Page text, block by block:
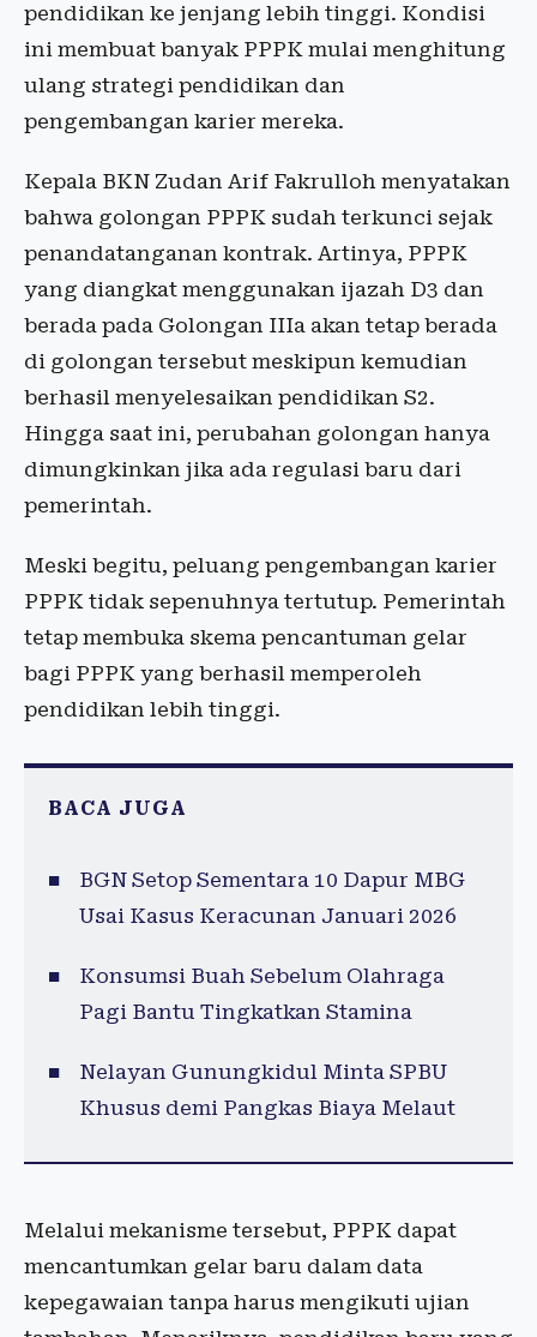
pendidikan ke jenjang lebih tinggi. Kondisi
ini membuat banyak PPPK mulai menghitung
ulang strategi pendidikan dan
pengembangan karier mereka.
Kepala BKN Zudan Arif Fakrulloh menyatakan
bahwa golongan PPPK sudah terkunci sejak
penandatanganan kontrak. Artinya, PPPK
yang diangkat menggunakan ijazah D3 dan
berada pada Golongan IIIa akan tetap berada
di golongan tersebut meskipun kemudian
berhasil menyelesaikan pendidikan S2.
Hingga saat ini, perubahan golongan hanya
dimungkinkan jika ada regulasi baru dari
pemerintah.
Meski begitu, peluang pengembangan karier
PPPK tidak sepenuhnya tertutup. Pemerintah
tetap membuka skema pencantuman gelar
bagi PPPK yang berhasil memperoleh
pendidikan lebih tinggi.
BACA JUGA
BGN Setop Sementara 10 Dapur MBG
Usai Kasus Keracunan Januari 2026
Konsumsi Buah Sebelum Olahraga
Pagi Bantu Tingkatkan Stamina
Nelayan Gunungkidul Minta SPBU
Khusus demi Pangkas Biaya Melaut
Melalui mekanisme tersebut, PPPK dapat
mencantumkan gelar baru dalam data
kepegawaian tanpa harus mengikuti ujian